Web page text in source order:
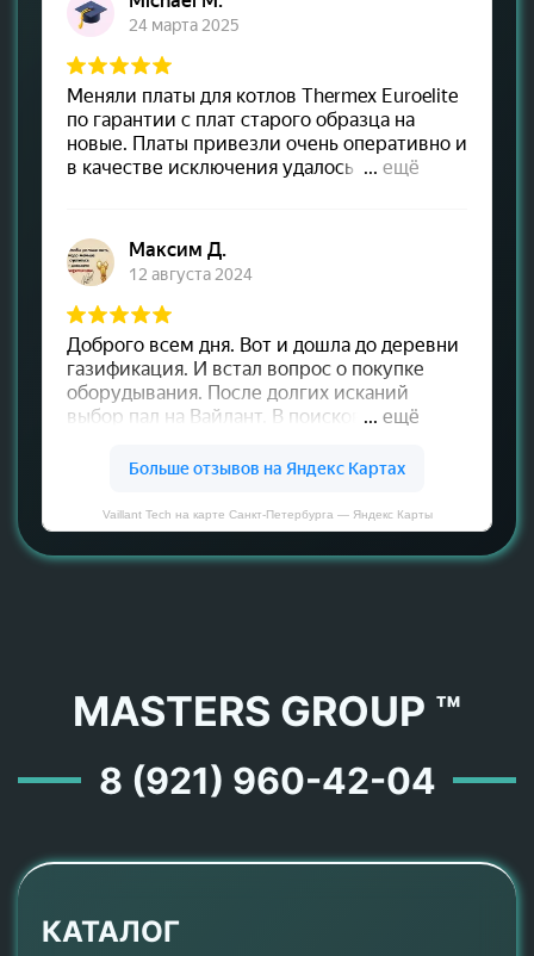
Vaillant Tech на карте Санкт‑Петербурга — Яндекс Карты
MASTERS GROUP ™
8 (921) 960-42-04
КАТАЛОГ